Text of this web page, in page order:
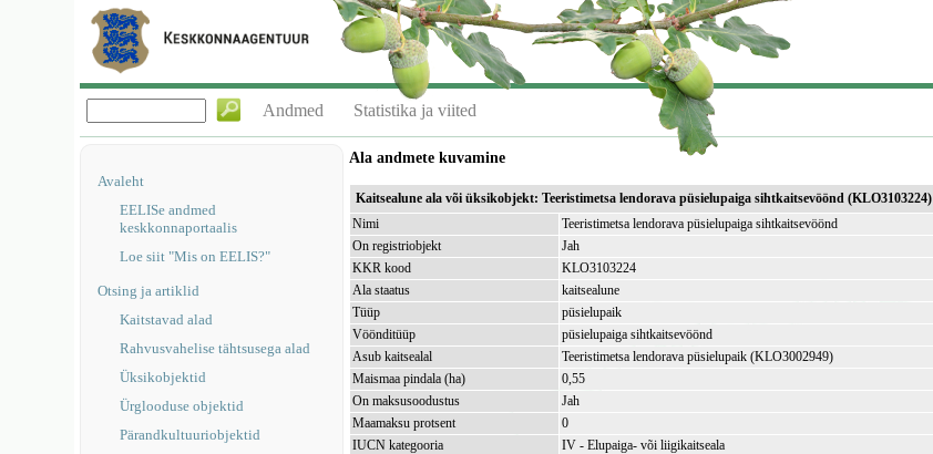
Andmed Statistika ja viited
Avaleht
EELISe andmed
keskkonnaportaalis
Loe siit "Mis on EELIS?"
Otsing ja artiklid
Kaitstavad alad
Rahvusvahelise tähtsusega alad
Üksikobjektid
Ürglooduse objektid
Pärandkultuuriobjektid
Ala andmete kuvamine
Kaitsealune ala või üksikobjekt: Teeristimetsa lendorava püsielupaiga sihtkaitsevöönd (KLO3103224)
Nimi
Teeristimetsa lendorava püsielupaiga sihtkaitsevöönd
On registriobjekt
Jah
KKR kood
KLO3103224
Ala staatus
kaitsealune
Tüüp
püsielupaik
Vöönditüüp
püsielupaiga sihtkaitsevöönd
Asub kaitsealal
Teeristimetsa lendorava püsielupaik (KLO3002949)
Maismaa pindala (ha)
0,55
On maksusoodustus
Jah
Maamaksu protsent
0
IUCN kategooria
IV - Elupaiga- või liigikaitseala